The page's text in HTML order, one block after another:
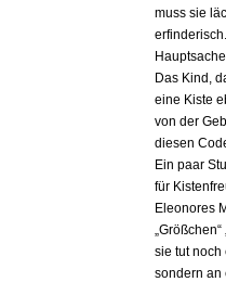
muss sie
Das Kind,
eine Kiste
von der
diesen
Ein paar
für
Eleonores
sie tut noch
sondern an